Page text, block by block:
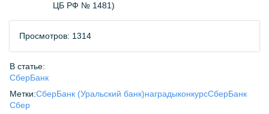
ЦБ РФ № 1481)
Просмотров: 1314
В статье:
СберБанк
Метки:СберБанк (Уральский банк)наградыконкурсСберБанк
Сбер